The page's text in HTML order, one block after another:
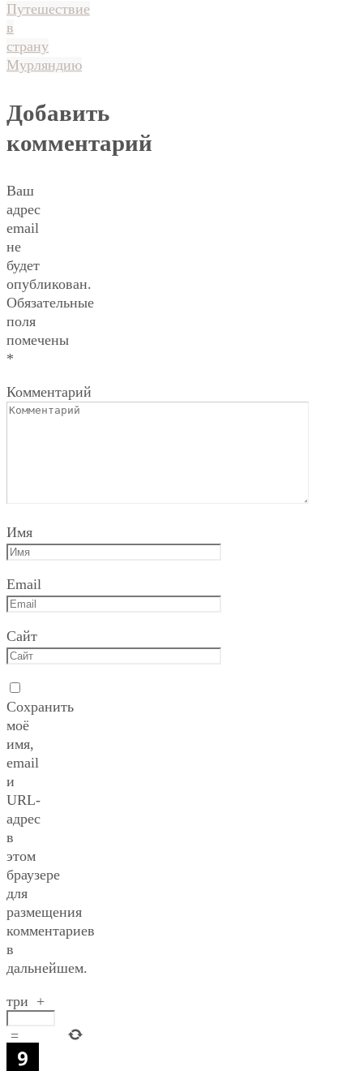
Путешествие
в
страну
Мурляндию
Добавить
комментарий
Ваш
адрес
email
не
будет
опубликован.
Обязательные
поля
помечены
*
Комментарий
Имя
Email
Сайт
Сохранить
моё
имя,
email
и
URL-
адрес
в
этом
браузере
для
размещения
комментариев
в
дальнейшем.
три +
=